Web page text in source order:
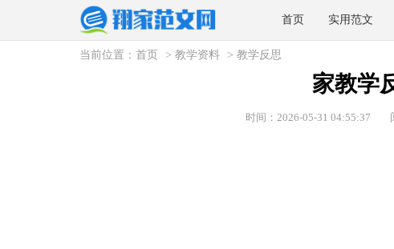
首页 实用范文
当前位置： 首页 > 教学资料 > 教学反思
家教学
时间：2026-05-31 04:55:37